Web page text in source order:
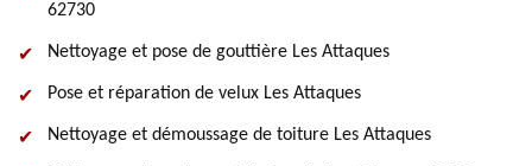
62730
Nettoyage et pose de gouttière Les Attaques
Pose et réparation de velux Les Attaques
Nettoyage et démoussage de toiture Les Attaques